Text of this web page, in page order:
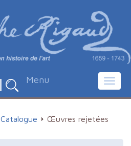
Menu
Catalogue Œuvres rejetées